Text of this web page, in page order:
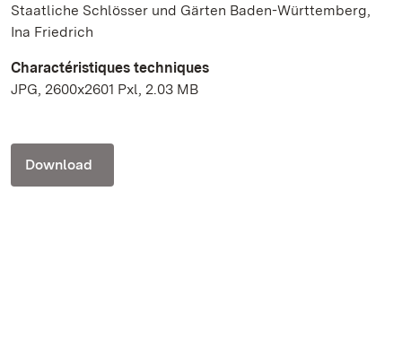
Staatliche Schlösser und Gärten Baden-Württemberg,
Ina Friedrich
Charactéristiques techniques
JPG, 2600x2601 Pxl, 2.03 MB
Download